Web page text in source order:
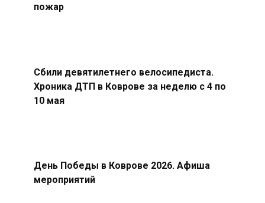
пожар
Сбили девятилетнего велосипедиста.
Хроника ДТП в Коврове за неделю с 4 по
10 мая
День Победы в Коврове 2026. Афиша
мероприятий